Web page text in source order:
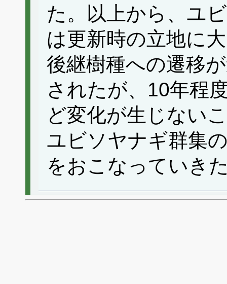
た。以上から、ユ
は更新時の立地に
後継樹種への遷移
されたが、10年程
ど変化が生じない
ユビソヤナギ群集
をおこなっていき